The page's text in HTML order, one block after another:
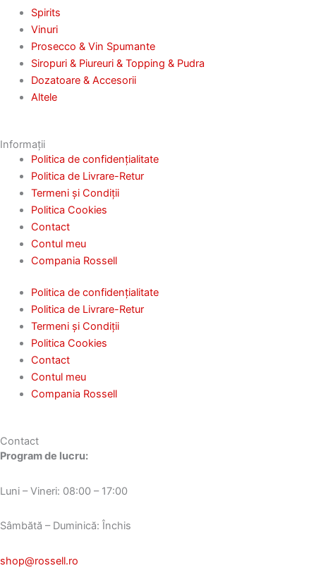
k a
m
Spirits
Vinuri
Prosecco & Vin Spumante
Siropuri & Piureuri & Topping & Pudra
Dozatoare & Accesorii
Altele
Informații
Politica de confidențialitate
Politica de Livrare-Retur
Termeni și Condiții
Politica Cookies
Contact
Contul meu
Compania Rossell
Politica de confidențialitate
Politica de Livrare-Retur
Termeni și Condiții
Politica Cookies
Contact
Contul meu
Compania Rossell
Contact
Program de lucru:
Luni – Vineri: 08:00 – 17:00
Sâmbătă – Duminică: Închis
shop@rossell.ro